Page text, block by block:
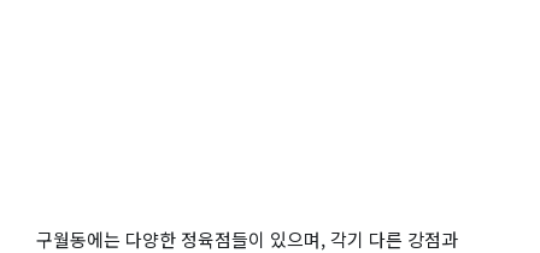
구월동에는 다양한 정육점들이 있으며, 각기 다른 강점과